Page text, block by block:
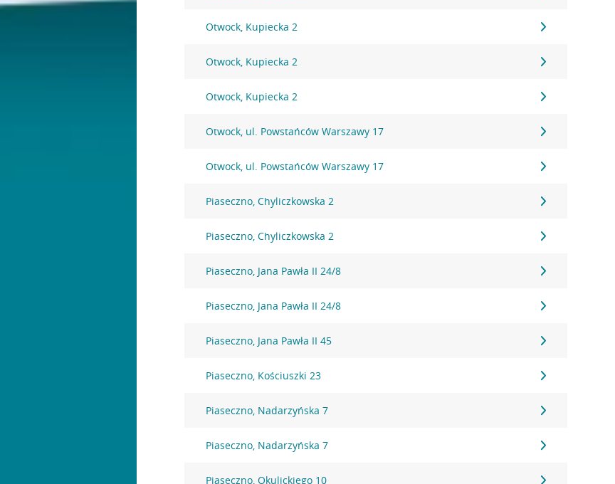
Otwock, Kupiecka 2
Otwock, Kupiecka 2
Otwock, Kupiecka 2
Otwock, ul. Powstańców Warszawy 17
Otwock, ul. Powstańców Warszawy 17
Piaseczno, Chyliczkowska 2
Piaseczno, Chyliczkowska 2
Piaseczno, Jana Pawła II 24/8
Piaseczno, Jana Pawła II 24/8
Piaseczno, Jana Pawła II 45
Piaseczno, Kościuszki 23
Piaseczno, Nadarzyńska 7
Piaseczno, Nadarzyńska 7
Piaseczno, Okulickiego 10